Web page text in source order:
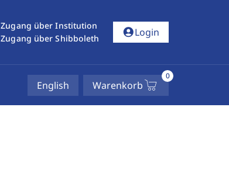
Zugang über Institution
Zugang über Shibboleth
account_circleLogin
English Warenkorb
0